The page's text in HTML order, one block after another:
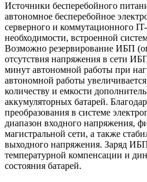
Источники бесперебойного
автономное бесперебойное
серверного и коммутационного
необходимости, встроенной
Возможно резервирование ИБП
отсутствия напряжения в сети
минут автономной работы при
автономной работы
количеству и емкости
аккумуляторных батарей.
преобразования в системе
диапазон входного напряжения,
магистральной сети, а также
выходного напряжения. Заряд
температурной компенсации и
состояния батарей.